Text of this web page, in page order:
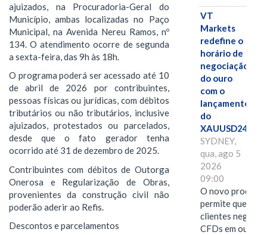
ajuizados, na Procuradoria-Geral do
Município, ambas localizadas no Paço
Municipal, na Avenida Nereu Ramos, nº
134. O atendimento ocorre de segunda
a sexta-feira, das 9h às 18h.
O programa poderá ser acessado até 10
de abril de 2026 por contribuintes,
pessoas físicas ou jurídicas, com débitos
tributários ou não tributários, inclusive
ajuizados, protestados ou parcelados,
desde que o fato gerador tenha
ocorrido até 31 de dezembro de 2025.
Contribuintes com débitos de Outorga
Onerosa e Regularização de Obras,
provenientes da construção civil não
poderão aderir ao Refis.
Descontos e parcelamentos
VT
Markets
redefine o
horário de
negociação
do ouro
com o
lançamento
do
XAUUSD247
SYDNEY,
qua, ago 5
2026
09:00
O novo produto
permite que os
clientes
CFDs em ouro